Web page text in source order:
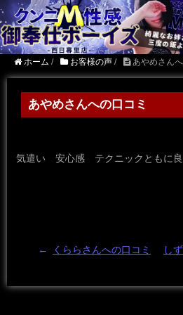
ホーム / お客様の声 / あやめさん
あやめさんへの口コミ
気遣い 安心感 テクニックともに良
← くららさんへの口コミ し